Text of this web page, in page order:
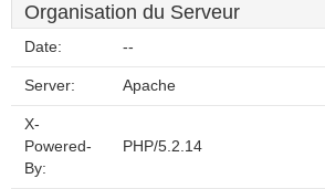
Organisation du Serveur
Date: --
Server: Apache
X-
Powered-
By:
PHP/5.2.14